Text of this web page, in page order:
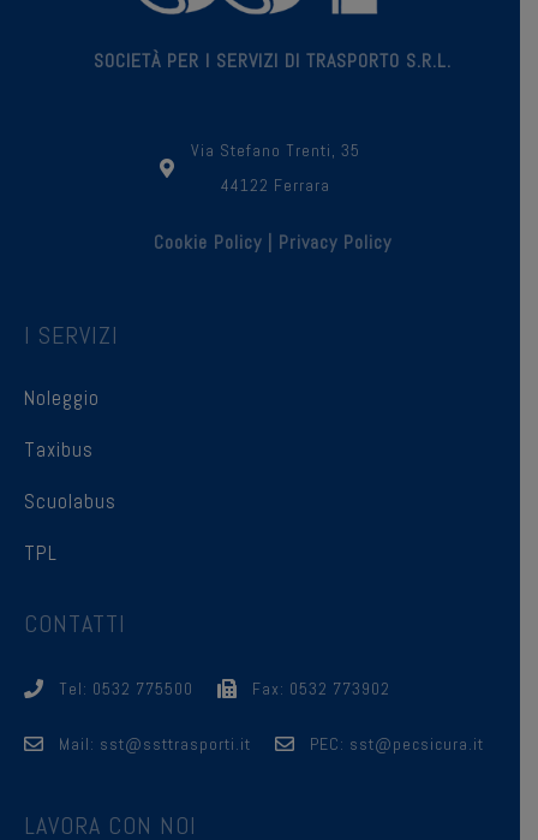
SOCIETÀ PER I SERVIZI DI TRASPORTO S.R.L.
Via Stefano Trenti, 35
44122 Ferrara
Cookie Policy Privacy Policy
I SERVIZI
Noleggio
Taxibus
Scuolabus
TPL
CONTATTI
Tel: 0532 775500 Fax: 0532 773902
Mail: sst@ssttrasporti.it PEC: sst@pecsicura.it
LAVORA CON NOI